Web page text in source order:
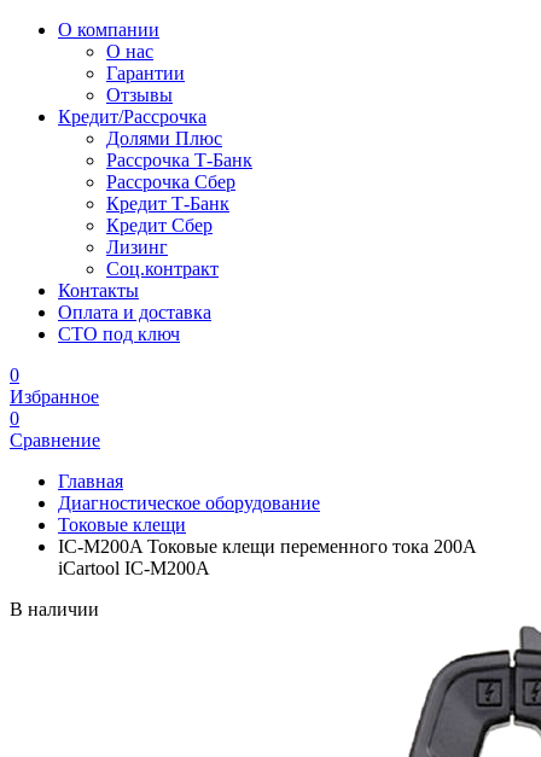
О компании
О нас
Гарантии
Отзывы
Кредит/Рассрочка
Долями Плюс
Рассрочка Т-Банк
Рассрочка Сбер
Кредит Т-Банк
Кредит Сбер
Лизинг
Соц.контракт
Контакты
Оплата и доставка
СТО под ключ
0
Избранное
0
Сравнение
Главная
Диагностическое оборудование
Токовые клещи
IC-M200A Токовые клещи переменного тока 200A
iCartool IC-M200A
В наличии